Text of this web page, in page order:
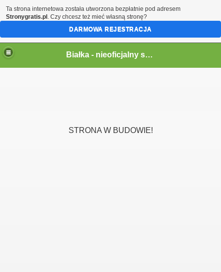
Białka - nieoficjalny serwis wsi
STRONA W BUDOWIE!
Ta strona internetowa została utworzona bezpłatnie pod adresem
Stronygratis.pl . Czy chcesz też mieć własną stronę?
DARMOWA REJESTRACJA